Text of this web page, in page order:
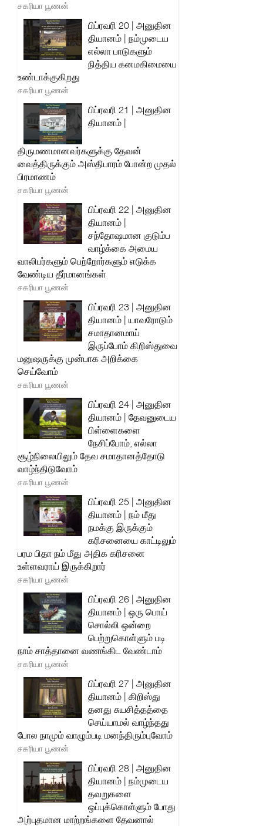
சகரியா பூணன்
பிப்ரவரி 20 | அனுதின
தியானம் | நம்முடைய
எல்லா பாடுகளும்
நித்திய கனமகிமையை
உண்டாக்குகிறது
சகரியா பூணன்
பிப்ரவரி 21 | அனுதின
தியானம் |
திருமணமானவர்களுக்கு தேவன்
வைத்திருக்கும் அஸ்திபாரம் போன்ற முதல்
பிரமாணம்
சகரியா பூணன்
பிப்ரவரி 22 | அனுதின
தியானம் |
சந்தோஷமான குடும்ப
வாழ்க்கை அமைய
வாலிபர்களும் பெற்றோர்களும் எடுக்க
வேண்டிய தீர்மானங்கள்
சகரியா பூணன்
பிப்ரவரி 23 | அனுதின
தியானம் | யாவரோடும்
சமாதானமாய்
இருப்போம் கிறிஸ்துவை
மனுஷருக்கு முன்பாக அறிக்கை
செய்வோம்
சகரியா பூணன்
பிப்ரவரி 24 | அனுதின
தியானம் | தேவனுடைய
பிள்ளைகளை
நேசிப்போம், எல்லா
சூழ்நிலையிலும் தேவ சமாதானத்தோடு
வாழ்ந்திடுவோம்
சகரியா பூணன்
பிப்ரவரி 25 | அனுதின
தியானம் | நம் மீது
நமக்கு இருக்கும்
கரிசனையை காட்டிலும்
பரம பிதா நம் மீது அதிக கரிசனை
உள்ளவராய் இருக்கிறார்
சகரியா பூணன்
பிப்ரவரி 26 | அனுதின
தியானம் | ஒரு பொய்
சொல்லி ஒன்றை
பெற்றுகொள்ளும் படி
நாம் சாத்தானை வணங்கிட வேண்டாம்
சகரியா பூணன்
பிப்ரவரி 27 | அனுதின
தியானம் | கிறிஸ்து
தனது சுயசித்தத்தை
செய்யாமல் வாழ்ந்தது
போல நாமும் வாழும்படி மனந்திரும்புவோம்
சகரியா பூணன்
பிப்ரவரி 28 | அனுதின
தியானம் | நம்முடைய
தவறுகளை
ஒப்புக்கொள்ளும் போது
அற்புதமான மாற்றங்களை தேவனால்